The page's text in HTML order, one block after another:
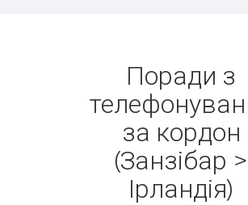
Поради з
за кордон
(Занзібар >
Ірландія)